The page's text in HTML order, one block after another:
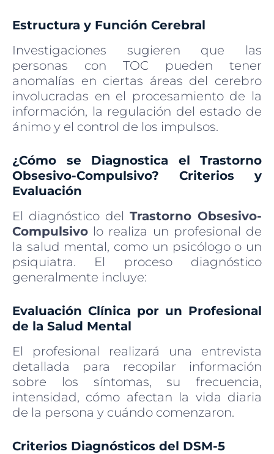
Estructura y Función Cerebral
Investigaciones sugieren que las
personas con TOC pueden tener
anomalías en ciertas áreas del cerebro
involucradas en el procesamiento de la
información, la regulación del estado de
ánimo y el control de los impulsos.
¿Cómo se Diagnostica el Trastorno
Obsesivo-Compulsivo? Criterios y
Evaluación
El diagnóstico del Trastorno Obsesivo-
Compulsivo lo realiza un profesional de
la salud mental, como un psicólogo o un
psiquiatra. El proceso diagnóstico
generalmente incluye:
Evaluación Clínica por un Profesional
de la Salud Mental
El profesional realizará una entrevista
detallada para recopilar información
sobre los síntomas, su frecuencia,
intensidad, cómo afectan la vida diaria
de la persona y cuándo comenzaron.
Criterios Diagnósticos del DSM-5